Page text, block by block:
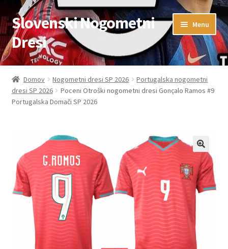
Skip
to
navigation
Skip
to
content
Slovenski Nogometni
Dresi
Menu
Domov
Blog
Kontaktiraj nas
Košarica
Moj račun
Trgovina
Domov Nogometni dresi SP 2026
Portugalska nogometni
dresi SP 2026
Poceni Otroški nogometni dresi Gonçalo Ramos #9
Portugalska Domači SP 2026